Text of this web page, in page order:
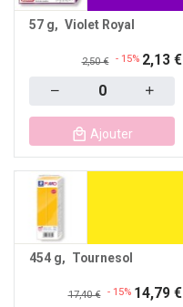
57 g Violet Royal
2,50 € - 15% 2,13 €
Ajouter
454 g Tournesol
17,40 € - 15% 14,79 €